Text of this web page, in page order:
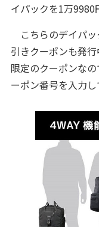
イパックを1万9980
こちらのデイパッ
引きクーポンも発
限定のクーポンな
ーポン番号を入力